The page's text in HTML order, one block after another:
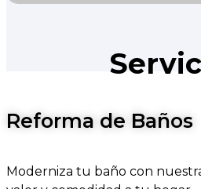
Reforma de Baños
Moderniza tu baño con